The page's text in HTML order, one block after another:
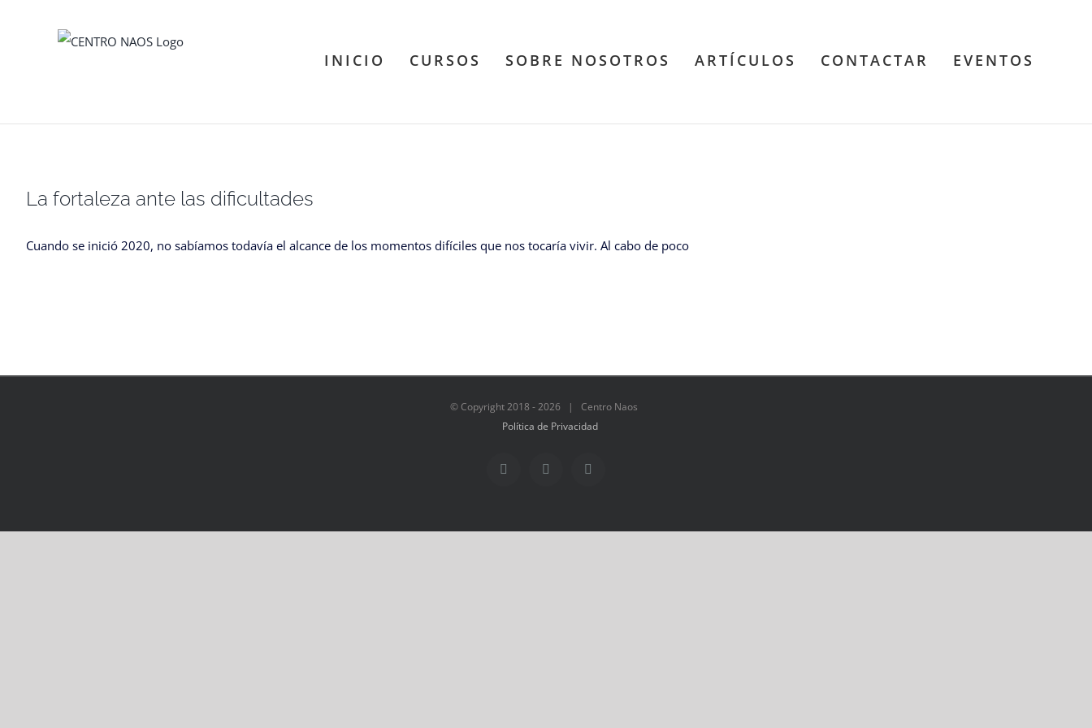
INICIO CURSOS SOBRE NOSOTROS ARTÍCULOS CONTACTAR EVENTOS
La fortaleza ante las dificultades
Cuando se inició 2020, no sabíamos todavía el alcance de los momentos difíciles que nos tocaría vivir. Al cabo de poco
© Copyright 2018 -2026 | Centro Naos
Política de Privacidad
Facebook Twitter